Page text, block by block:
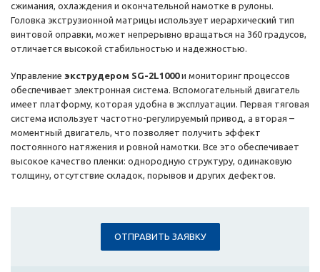
сжимания, охлаждения и окончательной намотке в рулоны.
Головка экструзионной матрицы использует иерархический тип
винтовой оправки, может непрерывно вращаться на 360 градусов,
отличается высокой стабильностью и надежностью.
Управление экструдером SG-2L1000и мониторинг процессов
обеспечивает электронная система. Вспомогательный двигатель
имеет платформу, которая удобна в эксплуатации. Первая тяговая
система использует частотно-регулируемый привод, а вторая –
моментный двигатель, что позволяет получить эффект
постоянного натяжения и ровной намотки. Все это обеспечивает
высокое качество пленки: однородную структуру, одинаковую
толщину, отсутствие складок, порывов и других дефектов.
ОТПРАВИТЬ ЗАЯВКУ